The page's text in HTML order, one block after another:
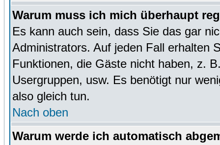
Warum muss ich mich überhaupt
Es kann auch sein, dass Sie das gar
Administrators. Auf jeden Fall erhalten
Funktionen, die Gäste nicht haben, z.
Usergruppen, usw. Es benötigt nur
also gleich tun.
Nach oben
Warum werde ich automatisch